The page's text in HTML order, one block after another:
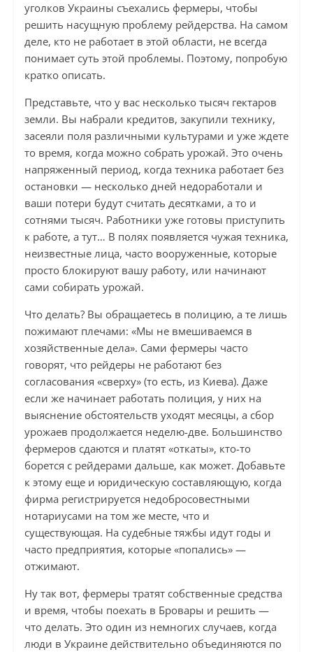
уголков Украины съехались фермеры, чтобы
решить насущную проблему рейдерства. На самом
деле, кто не работает в этой области, не всегда
понимает суть этой проблемы. Поэтому, попробую
кратко описать.
Представьте, что у вас несколько тысяч гектаров
земли. Вы набрали кредитов, закупили технику,
засеяли поля различными культурами и уже ждете
то время, когда можно собрать урожай. Это очень
напряженный период, когда техника работает без
остановки — несколько дней недоработали и
ваши потери будут считать десятками, а то и
сотнями тысяч. Работники уже готовы приступить
к работе, а тут… В полях появляется чужая техника,
неизвестные лица, часто вооруженные, которые
просто блокируют вашу работу, или начинают
сами собирать урожай.
Что делать? Вы обращаетесь в полицию, а те лишь
пожимают плечами: «Мы не вмешиваемся в
хозяйственные дела». Сами фермеры часто
говорят, что рейдеры не работают без
согласования «сверху» (то есть, из Киева). Даже
если же начинает работать полиция, у них на
выяснение обстоятельств уходят месяцы, а сбор
урожаев продолжается неделю-две. Большинство
фермеров сдаются и платят «откаты», кто-то
борется с рейдерами дальше, как может. Добавьте
к этому еще и юридическую составляющую, когда
фирма регистрируется недобросовестными
нотариусами на том же месте, что и
существующая. На судебные тяжбы идут годы и
часто предприятия, которые «попались» —
отжимают.
Ну так вот, фермеры тратят собственные средства
и время, чтобы поехать в Бровары и решить —
что делать. Это один из немногих случаев, когда
люди в Украине действительно объединяются по